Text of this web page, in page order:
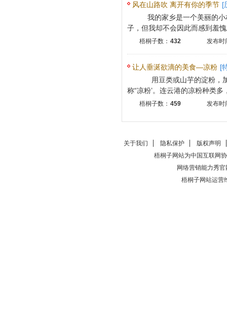
风在山路吹 离开有你的季节 [
我的家乡是一个美丽的小
子，但我却不会因此而感到羞
梧桐子数： 432 发布时
让人垂涎欲滴的美食—凉粉 [
用豆类或山芋的淀粉，
称“凉粉’。连云港的凉粉种类多
梧桐子数： 459 发布时
关于我们 隐私保护
版权声明
梧桐子网站为中国互联网
网络营销能力秀官
梧桐子网站运营